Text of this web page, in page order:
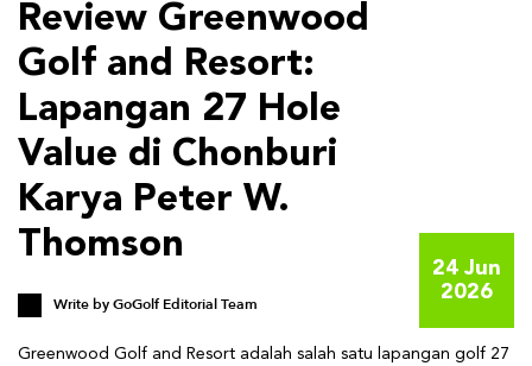
Review Greenwood
Golf and Resort:
Lapangan 27 Hole
Value di Chonburi
Karya Peter W.
Thomson
24 Jun
2026
Write byGoGolf Editorial Team
Greenwood Golf and Resort adalah salah satu lapangan golf 27